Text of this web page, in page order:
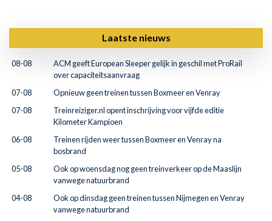
Laatste nieuws
08-08
ACM geeft European Sleeper gelijk in geschil met ProRail
over capaciteitsaanvraag
07-08
Opnieuw geen treinen tussen Boxmeer en Venray
07-08
Treinreiziger.nl opent inschrijving voor vijfde editie
Kilometer Kampioen
06-08
Treinen rijden weer tussen Boxmeer en Venray na
bosbrand
05-08
Ook op woensdag nog geen treinverkeer op de Maaslijn
vanwege natuurbrand
04-08
Ook op dinsdag geen treinen tussen Nijmegen en Venray
vanwege natuurbrand